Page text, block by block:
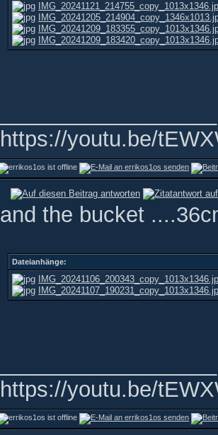
https://youtu.be/
and the bucket
Dateianhänge:
https://youtu.be/